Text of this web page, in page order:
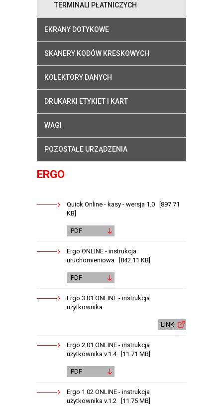
TERMINALI PŁATNICZYCH
EKRANY DOTYKOWE
SKANERY KODÓW KRESKOWYCH
KOLEKTORY DANYCH
DRUKARKI ETYKIET I KART
WAGI
POZOSTAŁE URZĄDZENIA
ERGO
Quick Online - kasy - wersja 1.0 [897.71
KB]
PDF
Ergo ONLINE - instrukcja
uruchomieniowa [842.11 KB]
PDF
Ergo 3.01 ONLINE - instrukcja
użytkownika
LINK
Ergo 2.01 ONLINE - instrukcja
użytkownika v.1.4 [11.71 MB]
PDF
Ergo 1.02 ONLINE - instrukcja
użytkownika v.1.2 [11.75 MB]